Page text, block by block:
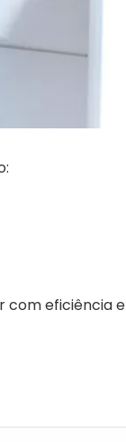
eficiência e